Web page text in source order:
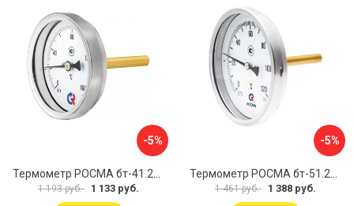
-5%
1 193 руб. 1 133 руб.
-5%
1 461 руб. 1 388 руб.